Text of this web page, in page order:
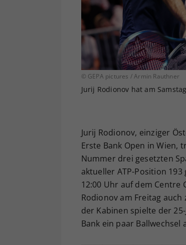
© GEPA pictures / Armin Rauthner
Jurij Rodionov hat am
Jurij Rodionov, einziger
Erste Bank Open in Wien,
Nummer drei gesetzten
aktueller ATP-Position
12:00 Uhr auf dem
Rodionov am Freitag
der Kabinen spielte der
Bank ein paar